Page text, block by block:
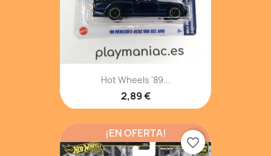
Hot Wheels '89...
2,89 €
¡EN OFERTA!
favorite_border